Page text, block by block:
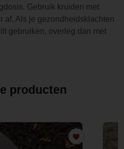
Gebruik kruiden met
af. Als je gezondheidsklachten
gebruiken, overleg dan met
producten